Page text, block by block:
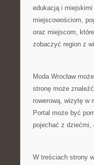
edukacją i miejskimi
miejscowościom,
oraz miejscom,
zobaczyć region z
Moda Wrocław
stronę może
rowerową, wizytę w
Portal może być
pojechać z dziećmi,
W treściach strony